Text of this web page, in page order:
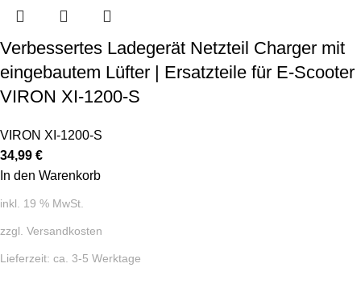
Verbessertes Ladegerät Netzteil Charger mit
eingebautem Lüfter | Ersatzteile für E-Scooter
VIRON XI-1200-S
VIRON XI-1200-S
34,99 €
In den Warenkorb
inkl. 19 % MwSt.
zzgl. Versandkosten
Lieferzeit: ca. 3-5 Werktage